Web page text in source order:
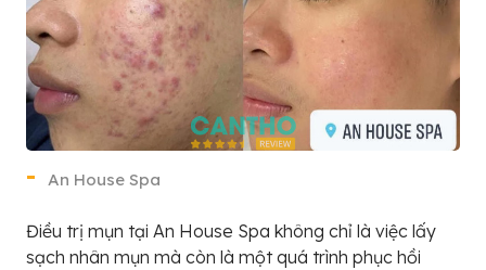
An House Spa
Điều trị mụn tại An House Spa không chỉ là việc lấy
sạch nhân mụn mà còn là một quá trình phục hồi